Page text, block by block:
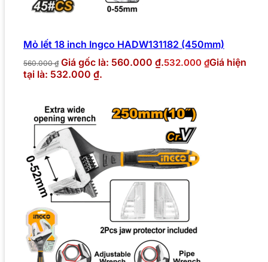
Mỏ lết 18 inch Ingco HADW131182 (450mm)
560.000₫ Giá gốc là: 560.000 ₫.532.000 ₫Giá hiện
tại là: 532.000 ₫.